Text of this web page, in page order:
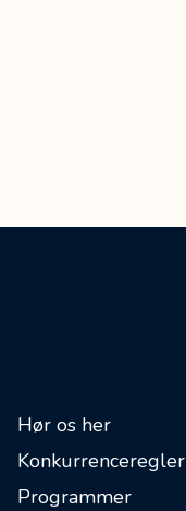
Hør os her
Konkurrenceregler
Programmer